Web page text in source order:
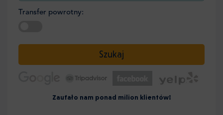
Transfer powrotny:
Szukaj
Zaufało nam ponad milion klientów!